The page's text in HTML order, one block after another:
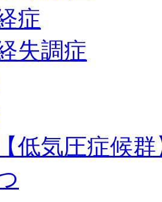
症
失調症
低気圧症候群